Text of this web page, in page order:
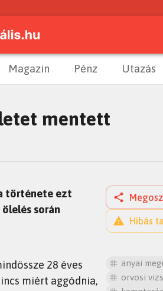
Magazin Pénz Utazás
mentett
története ezt
során
28 éves
miért aggódnia,
Hibás
anyai
orvosi